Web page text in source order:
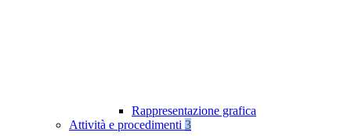
Rappresentazione grafica
Attività e procedimenti 3